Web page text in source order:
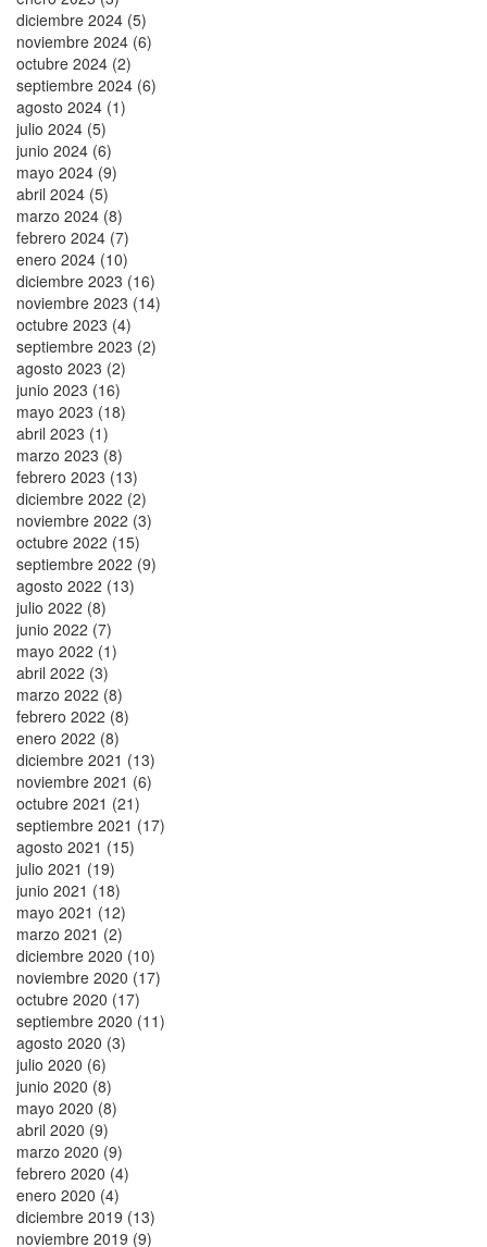
diciembre 2024 (5)
noviembre 2024 (6)
octubre 2024 (2)
septiembre 2024 (6)
agosto 2024 (1)
julio 2024 (5)
junio 2024 (6)
mayo 2024 (9)
abril 2024 (5)
marzo 2024 (8)
febrero 2024 (7)
enero 2024 (10)
diciembre 2023 (16)
noviembre 2023 (14)
octubre 2023 (4)
septiembre 2023 (2)
agosto 2023 (2)
junio 2023 (16)
mayo 2023 (18)
abril 2023 (1)
marzo 2023 (8)
febrero 2023 (13)
diciembre 2022 (2)
noviembre 2022 (3)
octubre 2022 (15)
septiembre 2022 (9)
agosto 2022 (13)
julio 2022 (8)
junio 2022 (7)
mayo 2022 (1)
abril 2022 (3)
marzo 2022 (8)
febrero 2022 (8)
enero 2022 (8)
diciembre 2021 (13)
noviembre 2021 (6)
octubre 2021 (21)
septiembre 2021 (17)
agosto 2021 (15)
julio 2021 (19)
junio 2021 (18)
mayo 2021 (12)
marzo 2021 (2)
diciembre 2020 (10)
noviembre 2020 (17)
octubre 2020 (17)
septiembre 2020 (11)
agosto 2020 (3)
julio 2020 (6)
junio 2020 (8)
mayo 2020 (8)
abril 2020 (9)
marzo 2020 (9)
febrero 2020 (4)
enero 2020 (4)
diciembre 2019 (13)
noviembre 2019 (9)